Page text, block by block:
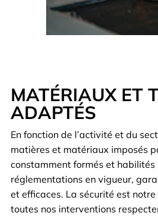
MATÉRIAUX ET
ADAPTÉS
En fonction de l’activité et du
matières et matériaux imposés
constamment formés et
réglementations en vigueur,
et efficaces. La sécurité est
toutes nos interventions